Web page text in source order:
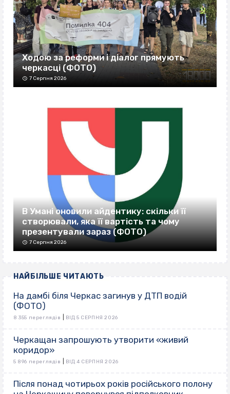
Ходою за реформи і діалог прямують
черкасці (ФОТО)
7 Серпня 2026
В Умані оновили айдентику: скільки її
створювали, яка її вартість та чому
презентували зараз (ФОТО)
7 Серпня 2026
НАЙБІЛЬШЕ ЧИТАЮТЬ
На дамбі біля Черкас загинув у ДТП водій
(ФОТО)
8 355 переглядів ВІД 5 СЕРПНЯ 2026
Черкащан запрошують утворити «живий
коридор»
5 896 переглядів ВІД 4 СЕРПНЯ 2026
Після понад чотирьох років російського полону